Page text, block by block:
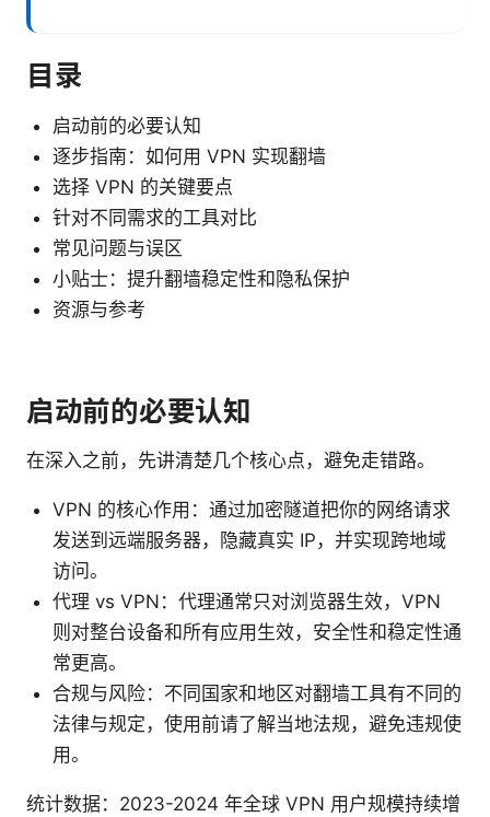
目录
启动前的必要认知
逐步指南：如何用 VPN 实现翻墙
选择 VPN 的关键要点
针对不同需求的工具对比
常见问题与误区
小贴士：提升翻墙稳定性和隐私保护
资源与参考
启动前的必要认知
在深入之前，先讲清楚几个核心点，避免走错路。
VPN 的核心作用：通过加密隧道把你的网络请求
发送到远端服务器，隐藏真实 IP，并实现跨地域
访问。
代理 vs VPN：代理通常只对浏览器生效，VPN
则对整台设备和所有应用生效，安全性和稳定性通
常更高。
合规与风险：不同国家和地区对翻墙工具有不同的
法律与规定，使用前请了解当地法规，避免违规使
用。
统计数据：2023-2024 年全球 VPN 用户规模持续增